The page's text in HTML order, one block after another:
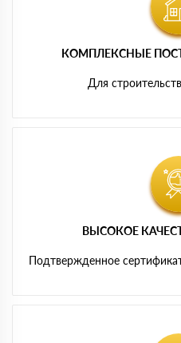
КОМПЛЕКСНЫЕ
Для
ВЫСОКОЕ
Подтвержденное